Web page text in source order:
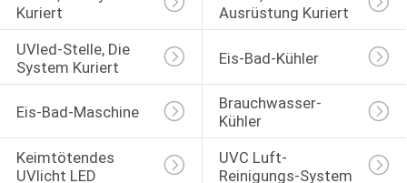
Kuriert
Ausrüstung Kuriert
UVled-Stelle, Die
System Kuriert
Eis-Bad-Kühler
Eis-Bad-Maschine
Brauchwasser-
Kühler
Keimtötendes
UVlicht LED
UVC Luft-
Reinigungs-System